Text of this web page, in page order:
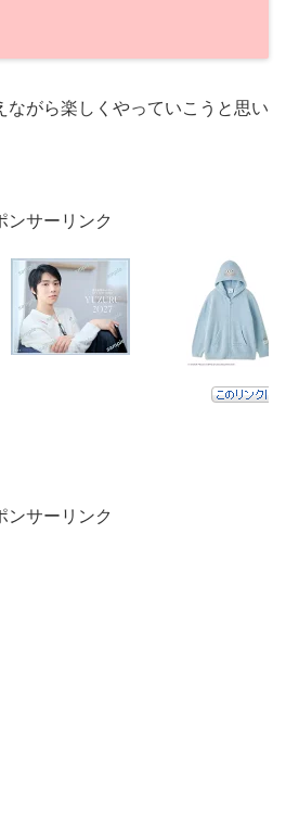
ながら楽しくやっていこうと思い
ンサーリンク
ンサーリンク